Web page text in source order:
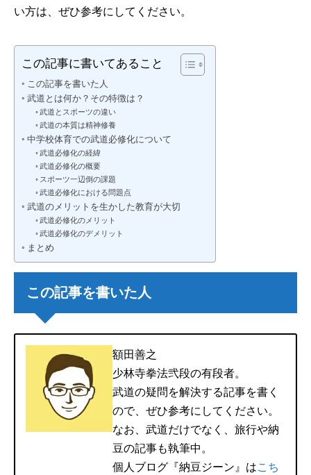
い方は、ぜひ参考にしてください。
この記事に書いてあること
この記事を書いた人
武道とは何か？その特徴は？
武道とスポーツの違い
武道の本質は精神修養
中学校体育での武道必修化について
武道必修化の経緯
武道必修化の概要
スポーツ一辺倒の課題
武道必修化における問題点
武道のメリットを生かした教育が大切
武道必修化のメリット
武道必修化のデメリット
まとめ
この記事を書いた人
額田善之
少林寺拳法弐段の有段者。
武道の疑問を解決する記事を書く
ので、ぜひ参考にしてください。
なお、武道だけでなく、旅行や納
豆の記事も執筆中。
個人ブログ『納豆ジーン』はこち